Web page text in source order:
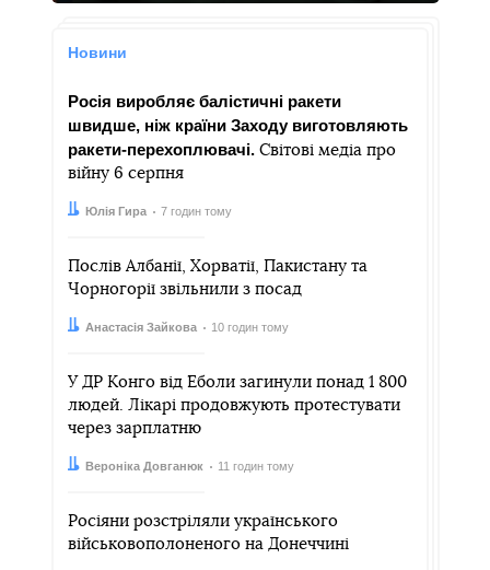
Новини
Росія виробляє балістичні ракети
швидше, ніж країни Заходу виготовляють
ракети-перехоплювачі. Світові медіа про
війну 6 серпня
Автор:
Юлія Гира
Дата: 7 годин тому
Послів Албанії, Хорватії, Пакистану та
Чорногорії звільнили з посад
Автор:Анастасія Зайкова
Дата: 10 годин тому
У ДР Конго від Еболи загинули понад 1 800
людей. Лікарі продовжують протестувати
через зарплатню
Автор:
Вероніка Довганюк
Дата: 11 годин тому
Росіяни розстріляли українського
військовополоненого на Донеччині